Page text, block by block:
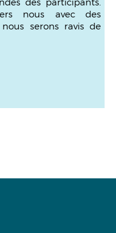
nous avec des
serons ravis de